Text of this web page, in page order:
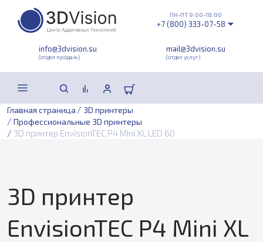
info@3dvision.su
(отдел продаж)
mail@3dvision.su
(отдел услуг)
ПН-ПТ 9:00-18:00
+7 (800) 333-07-58
Главная страница / 3D принтеры
/ Профессиональные 3D принтеры
/ 3D принтер EnvisionTEC P4 Mini XL LED 60
3D принтер
EnvisionTEC P4 Mini XL